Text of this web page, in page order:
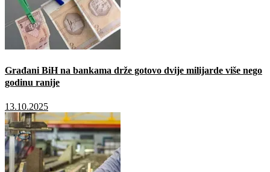
Građani BiH na bankama drže gotovo dvije milijarde više nego
godinu ranije
13.10.2025